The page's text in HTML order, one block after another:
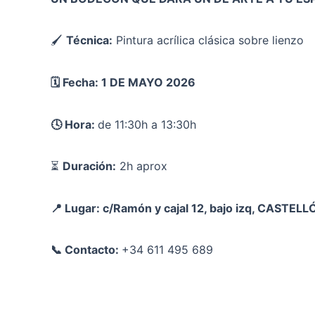
🖌 Técnica: Pintura acrílica clásica sobre lienzo
🗓️ Fecha: 1 DE MAYO 2026
🕓 Hora: de 11:30h a 13:30h
⏳ Duración: 2h aprox
📍 Lugar: c/Ramón y cajal 12, bajo izq,
📞 Contacto: +34 611 495 689